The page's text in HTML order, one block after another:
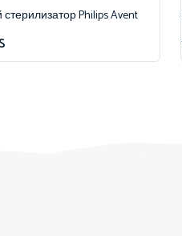
Philips Avent